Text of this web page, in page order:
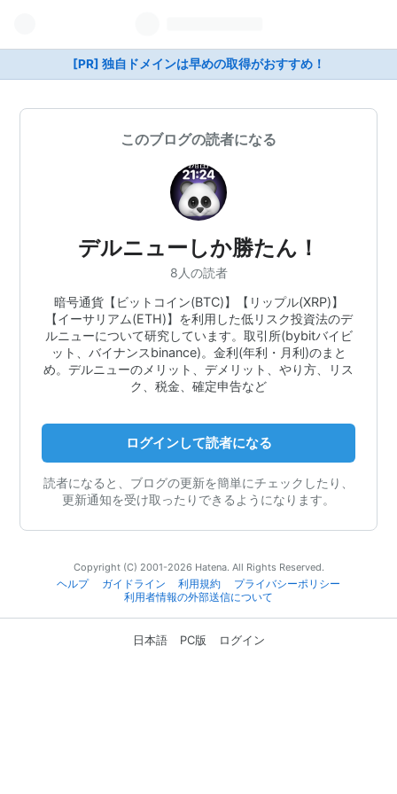
[PR] 独自ドメインは早めの取得がおすすめ！
このブログの読者になる
デルニューしか勝たん！
8人の読者
暗号通貨【ビットコイン(BTC)】【リップル(XRP)】
【イーサリアム(ETH)】を利用した低リスク投資法のデ
ルニューについて研究しています。取引所(bybitバイビ
ット、バイナンスbinance)。金利(年利・月利)のまと
め。デルニューのメリット、デメリット、やり方、リス
ク、税金、確定申告など
ログインして読者になる
読者になると、ブログの更新を簡単にチェックしたり、
更新通知を受け取ったりできるようになります。
Copyright (C) 2001-2026 Hatena. All Rights Reserved.
ヘルプ
ガイドライン 利用規約
プライバシーポリシー
利用者情報の外部送信について
日本語 PC版 ログイン